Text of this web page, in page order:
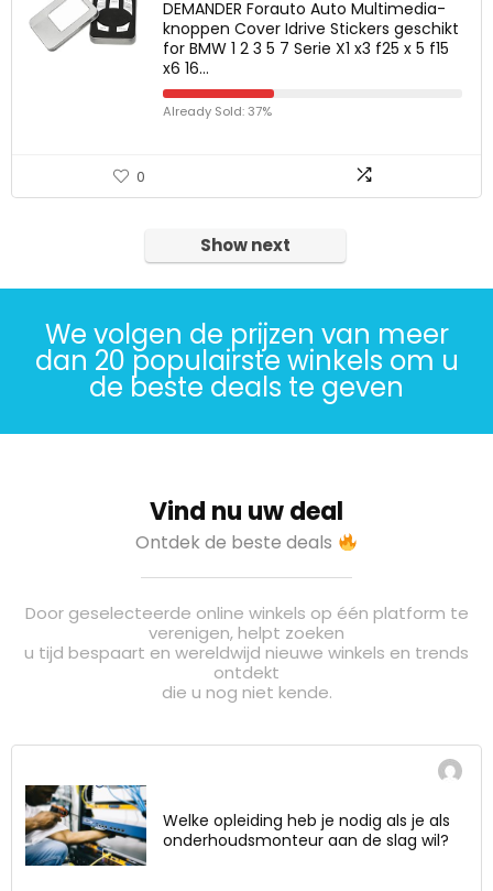
DEMANDER Forauto Auto Multimedia-
knoppen Cover Idrive Stickers geschikt
for BMW 1 2 3 5 7 Serie X1 x3 f25 x 5 f15
x6 16…
Already Sold: 37%
0
Show next
We volgen de prijzen van meer
dan 20 populairste winkels om u
de beste deals te geven
Vind nu uw deal
Ontdek de beste deals
Door geselecteerde online winkels op één platform te
verenigen, helpt zoeken
u tijd bespaart en wereldwijd nieuwe winkels en trends
ontdekt
die u nog niet kende.
Welke opleiding heb je nodig als je als
onderhoudsmonteur aan de slag wil?